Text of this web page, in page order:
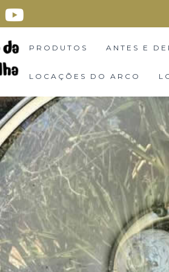
PRODUTOS ANTES E
LOCAÇÕES DO ARCO